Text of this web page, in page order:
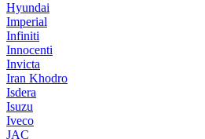
Hyundai
Imperial
Infiniti
Innocenti
Invicta
Iran Khodro
Isdera
Isuzu
Iveco
JAC